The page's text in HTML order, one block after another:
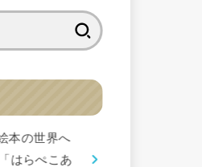
本の世界へ
はらぺこあ